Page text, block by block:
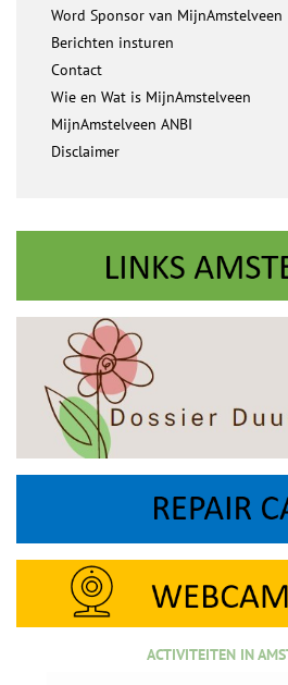
Word Sponsor van MijnAmstelveen
Berichten insturen
Contact
Wie en Wat is MijnAmstelveen
MijnAmstelveen ANBI
Disclaimer
ACTIVITEITEN IN